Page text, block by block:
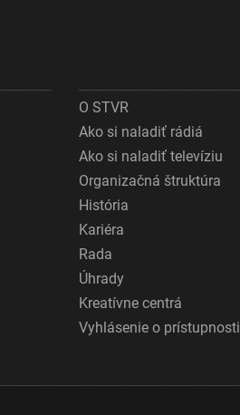
O STVR
Ako si naladiť rádiá
Ako si naladiť televíziu
Organizačná štruktúra
História
Kariéra
Rada
Úhrady
Kreatívne centrá
Vyhlásenie o prístupnosti